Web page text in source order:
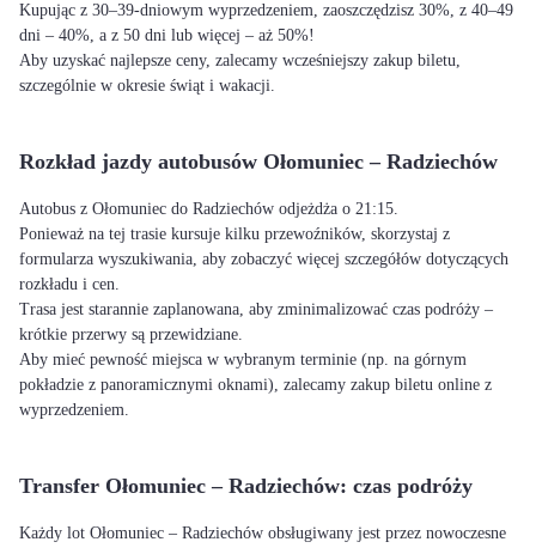
Kupując z 30–39-dniowym wyprzedzeniem, zaoszczędzisz 30%, z 40–49
dni – 40%, a z 50 dni lub więcej – aż 50%!
Aby uzyskać najlepsze ceny, zalecamy wcześniejszy zakup biletu,
szczególnie w okresie świąt i wakacji.
Rozkład jazdy autobusów Ołomuniec – Radziechów
Autobus z Ołomuniec do Radziechów odjeżdża o 21:15.
Ponieważ na tej trasie kursuje kilku przewoźników, skorzystaj z
formularza wyszukiwania, aby zobaczyć więcej szczegółów dotyczących
rozkładu i cen.
Trasa jest starannie zaplanowana, aby zminimalizować czas podróży –
krótkie przerwy są przewidziane.
Aby mieć pewność miejsca w wybranym terminie (np. na górnym
pokładzie z panoramicznymi oknami), zalecamy zakup biletu online z
wyprzedzeniem.
Transfer Ołomuniec – Radziechów: czas podróży
Każdy lot Ołomuniec – Radziechów obsługiwany jest przez nowoczesne